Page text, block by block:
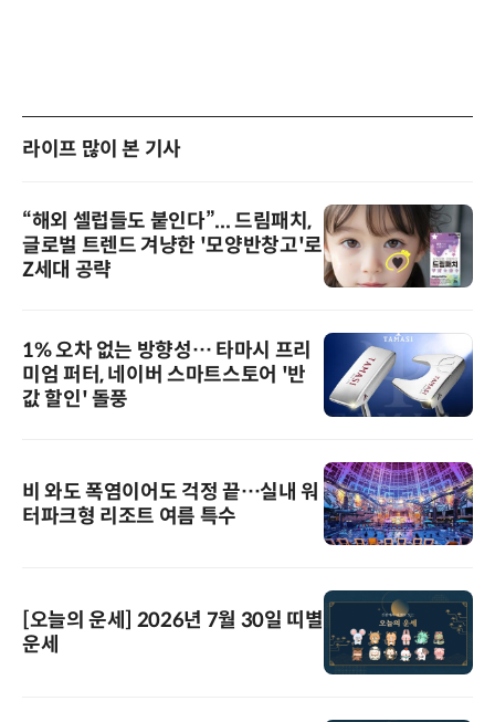
라이프 많이 본 기사
“해외 셀럽들도 붙인다”... 드림패치,
글로벌 트렌드 겨냥한 '모양반창고'로
Z세대 공략
1% 오차 없는 방향성… 타마시 프리
미엄 퍼터, 네이버 스마트스토어 '반
값 할인' 돌풍
비 와도 폭염이어도 걱정 끝…실내 워
터파크형 리조트 여름 특수
[오늘의 운세] 2026년 7월 30일 띠별
운세